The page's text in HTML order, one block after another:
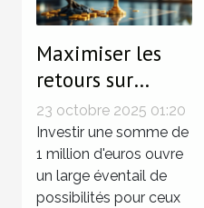
Maximiser les
retours sur
investissement
pour un capital
de 1 million
d'euros
23 octobre 2025 01:20
Investir une somme de
1 million d'euros ouvre
un large éventail de
possibilités pour ceux